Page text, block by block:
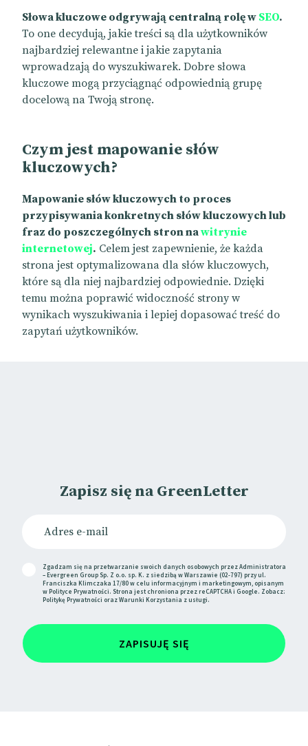
Słowa kluczowe odgrywają centralną rolę w SEO.
To one decydują, jakie treści są dla użytkowników
najbardziej relewantne i jakie zapytania
wprowadzają do wyszukiwarek. Dobre słowa
kluczowe mogą przyciągnąć odpowiednią grupę
docelową na Twoją stronę.
Czym jest mapowanie słów
kluczowych?
Mapowanie słów kluczowych to proces
przypisywania konkretnych słów kluczowych lub
fraz do poszczególnych stron nawitrynie
internetowej. Celem jest zapewnienie, że każda
strona jest optymalizowana dla słów kluczowych,
które są dla niej najbardziej odpowiednie. Dzięki
temu można poprawić widoczność strony w
wynikach wyszukiwania i lepiej dopasować treść do
zapytań użytkowników.
Zapisz się na GreenLetter
Zgadzam się na przetwarzanie swoich danych osobowych przez Administratora
– Evergreen Group Sp. Z o.o. sp. K. z siedzibą w Warszawie (02-797) przy ul.
Franciszka Klimczaka 17/80 w celu informacyjnym i marketingowym, opisanym
wPolityce Prywatności. Strona jest chroniona przez reCAPTCHA i Google. Zobacz:
Politykę Prywatności orazWarunki Korzystania z usługi.
ZAPISUJĘ SIĘ